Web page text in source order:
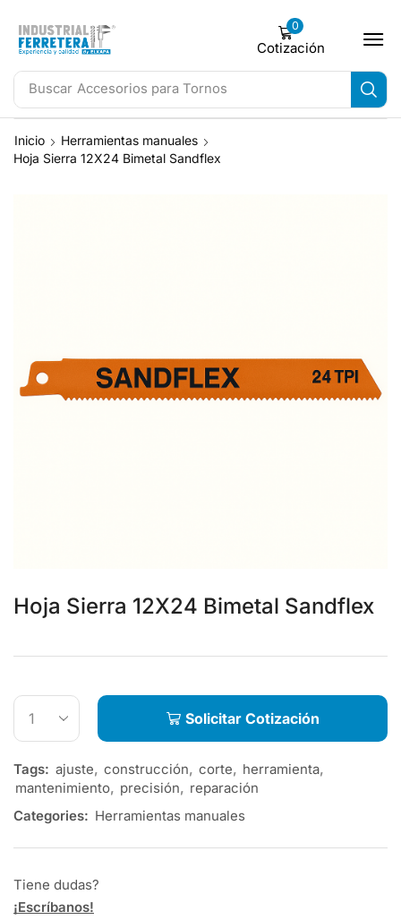
Buscar Accesorios para Tornos
0
Cotización
Inicio
Herramientas manuales
Hoja Sierra 12X24 Bimetal Sandflex
Hoja Sierra 12X24 Bimetal Sandflex
Solicitar Cotización
Tags: ajuste, construcción, corte, herramienta,
mantenimiento, precisión, reparación
Categories: Herramientas manuales
Tiene dudas?
¡Escríbanos!